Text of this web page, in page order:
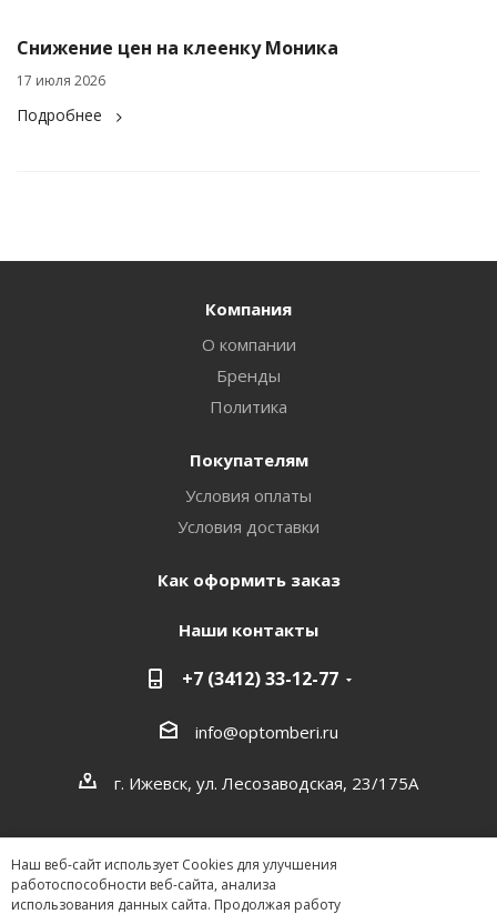
Снижение цен на клеенку Моника
17 июля 2026
Подробнее
Наш веб-сайт использует Cookies для улучшения
работоспособности веб-сайта, анализа
использования данных сайта. Продолжая работу
Компания
О компании
Бренды
Политика
Покупателям
Условия оплаты
Условия доставки
Как оформить заказ
Наши контакты
+7 (3412) 33-12-77
info@optomberi.ru
г. Ижевск, ул. Лесозаводская, 23/175А